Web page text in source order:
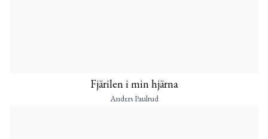
Fjärilen i min hjärna
Anders Paulrud